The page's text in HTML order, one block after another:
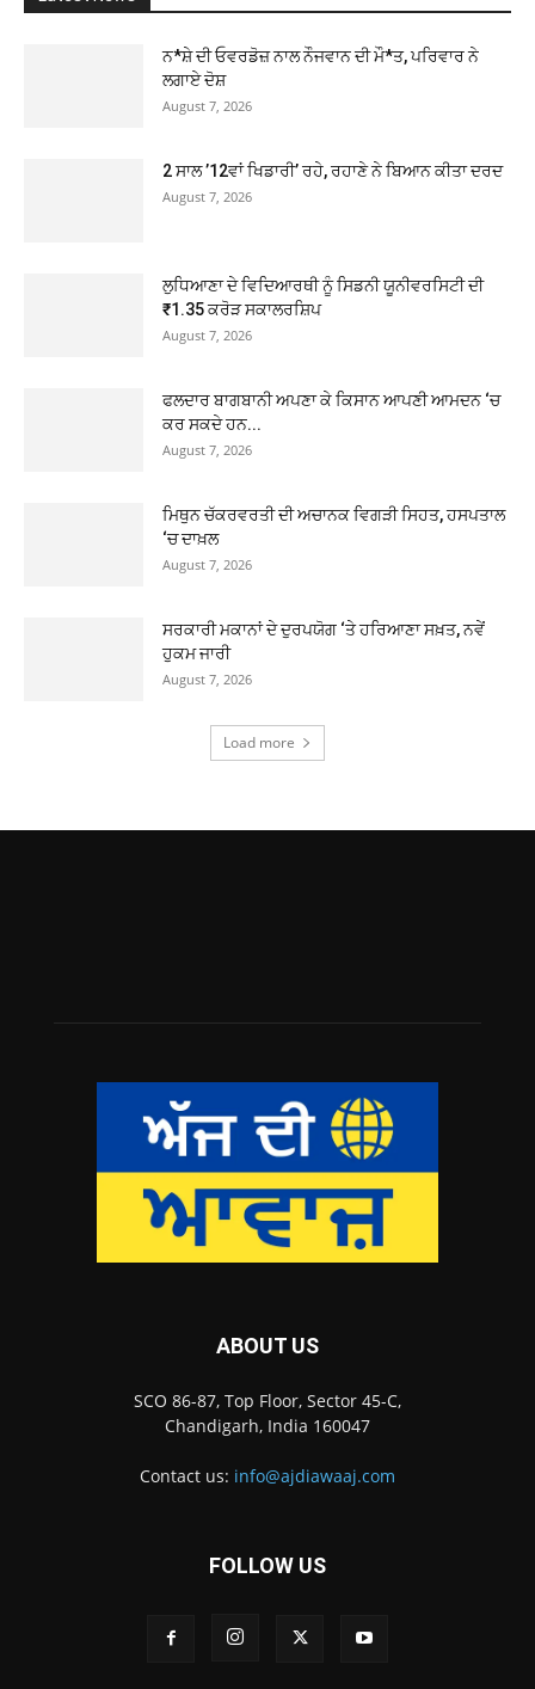
ਨ*ਸ਼ੇ ਦੀ ਓਵਰਡੋਜ਼ ਨਾਲ ਨੌਜਵਾਨ ਦੀ ਮੌ*ਤ, ਪਰਿਵਾਰ ਨੇ
ਲਗਾਏ ਦੋਸ਼
August 7, 2026
2 ਸਾਲ ’12ਵਾਂ ਖਿਡਾਰੀ’ ਰਹੇ, ਰਹਾਣੇ ਨੇ ਬਿਆਨ ਕੀਤਾ ਦਰਦ
August 7, 2026
ਲੁਧਿਆਣਾ ਦੇ ਵਿਦਿਆਰਥੀ ਨੂੰ ਸਿਡਨੀ ਯੂਨੀਵਰਸਿਟੀ ਦੀ
₹1.35 ਕਰੋੜ ਸਕਾਲਰਸ਼ਿਪ
August 7, 2026
ਫਲਦਾਰ ਬਾਗਬਾਨੀ ਅਪਣਾ ਕੇ ਕਿਸਾਨ ਆਪਣੀ ਆਮਦਨ ‘ਚ
ਕਰ ਸਕਦੇ ਹਨ...
August 7, 2026
ਮਿਥੁਨ ਚੱਕਰਵਰਤੀ ਦੀ ਅਚਾਨਕ ਵਿਗੜੀ ਸਿਹਤ, ਹਸਪਤਾਲ
‘ਚ ਦਾਖ਼ਲ
August 7, 2026
ਸਰਕਾਰੀ ਮਕਾਨਾਂ ਦੇ ਦੁਰਪਯੋਗ ‘ਤੇ ਹਰਿਆਣਾ ਸਖ਼ਤ, ਨਵੇਂ
ਹੁਕਮ ਜਾਰੀ
August 7, 2026
Load more
ABOUT US
SCO 86-87, Top Floor, Sector 45-C,
Chandigarh, India 160047
Contact us: info@ajdiawaaj.com
FOLLOW US